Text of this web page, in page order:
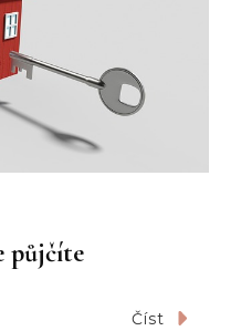
půjčíte
Číst